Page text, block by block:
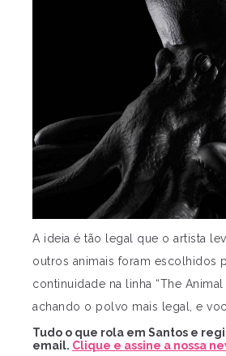
A ideia é tão legal que o artista
outros animais foram escolhidos
continuidade na linha “The Animal
achando o polvo mais legal, e
Tudo o que rola em Santos e
email. Clique e assine a nossa